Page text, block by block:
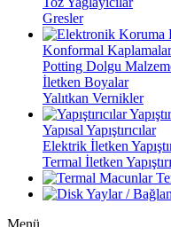
Gresler
Konformal Kaplamalar
Potting Dolgu
İletken Boyalar
Yalıtkan Vernikler
Yapısal Yapıştırıcılar
Elektrik İletken
Termal İletken
Menü